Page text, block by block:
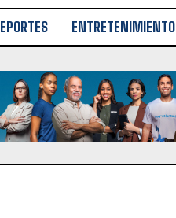
ENTRETENIMIENTO